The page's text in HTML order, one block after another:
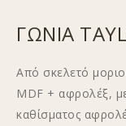
ΓΩΝΙΑ
Από σκελετό
MDF + αφρολέξ,
καθίσματος